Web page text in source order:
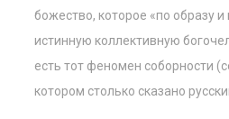
божество, которое «по образу
истинную коллективную
есть тот феномен соборности
котором столько сказано